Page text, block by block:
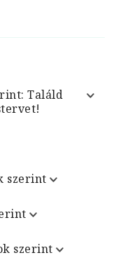
Találd
szerint
szerint